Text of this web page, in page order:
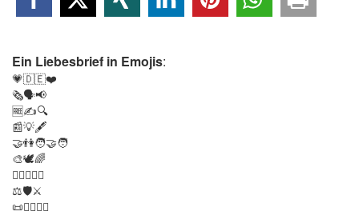
Ein Liebesbrief in Emojis:
💗🇩🇪❤️
🗞️🗣️📢
🆓✍️🔍
📰💡🖋️
🤝👫🧑‍🤝‍🧑
🎨🕊️🌈
🏳️‍🌈👩‍🦽✊
⚖️🛡️⚔️
📜👨‍⚖️👩‍⚖️